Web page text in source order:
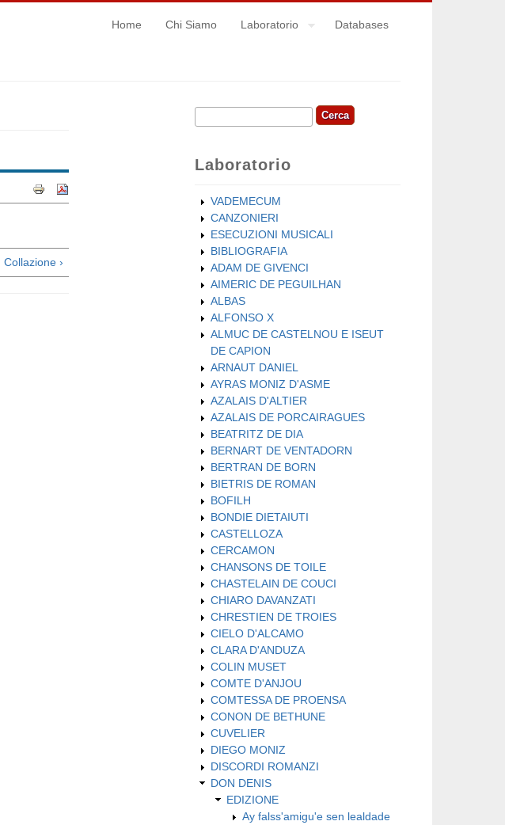
Home Chi Siamo Laboratorio Databases
Collazione ›
Form di ricerca
Cerca
Laboratorio
VADEMECUM
CANZONIERI
ESECUZIONI MUSICALI
BIBLIOGRAFIA
ADAM DE GIVENCI
AIMERIC DE PEGUILHAN
ALBAS
ALFONSO X
ALMUC DE CASTELNOU E ISEUT
DE CAPION
ARNAUT DANIEL
AYRAS MONIZ D'ASME
AZALAIS D'ALTIER
AZALAIS DE PORCAIRAGUES
BEATRITZ DE DIA
BERNART DE VENTADORN
BERTRAN DE BORN
BIETRIS DE ROMAN
BOFILH
BONDIE DIETAIUTI
CASTELLOZA
CERCAMON
CHANSONS DE TOILE
CHASTELAIN DE COUCI
CHIARO DAVANZATI
CHRESTIEN DE TROIES
CIELO D'ALCAMO
CLARA D'ANDUZA
COLIN MUSET
COMTE D'ANJOU
COMTESSA DE PROENSA
CONON DE BETHUNE
CUVELIER
DIEGO MONIZ
DISCORDI ROMANZI
DON DENIS
EDIZIONE
Ay falss'amigu'e sen lealdade